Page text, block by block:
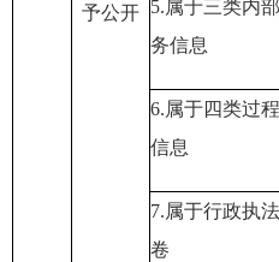
予公开 5.属于三类内
务信息
6.属于四类过
信息
7.属于行政执
卷